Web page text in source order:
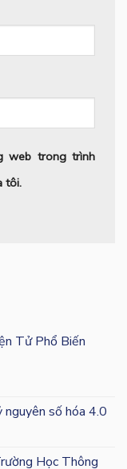
web trong trình
tôi.
Tử Phổ Biến
số hóa 4.0
Học Thông